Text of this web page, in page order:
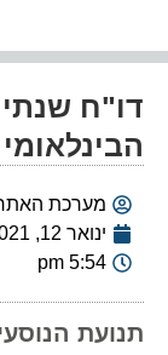
הבינלאומי
מערכת האתר
ינואר 12, 2021
5:54 pm
תנועת